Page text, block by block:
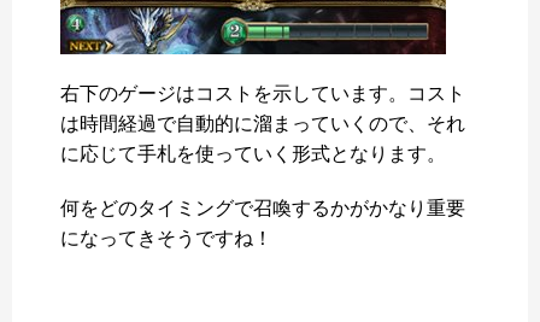
右下のゲージはコストを示しています。コスト
は時間経過で自動的に溜まっていくので、それ
に応じて手札を使っていく形式となります。
何をどのタイミングで召喚するかがかなり重要
になってきそうですね！